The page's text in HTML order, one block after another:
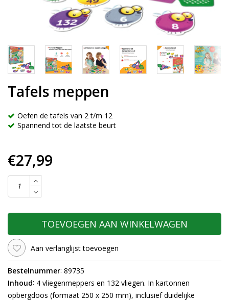
Tafels meppen
Oefen de tafels van 2 t/m 12
Spannend tot de laatste beurt
€27,99
TOEVOEGEN AAN WINKELWAGEN
Aan verlanglijst toevoegen
Bestelnummer: 89735
Inhoud: 4 vliegenmeppers en 132 vliegen. In kartonnen
opbergdoos (formaat 250 x 250 mm), inclusief duidelijke